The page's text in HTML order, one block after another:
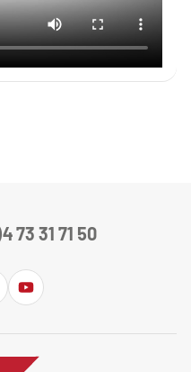
73 31 71 50